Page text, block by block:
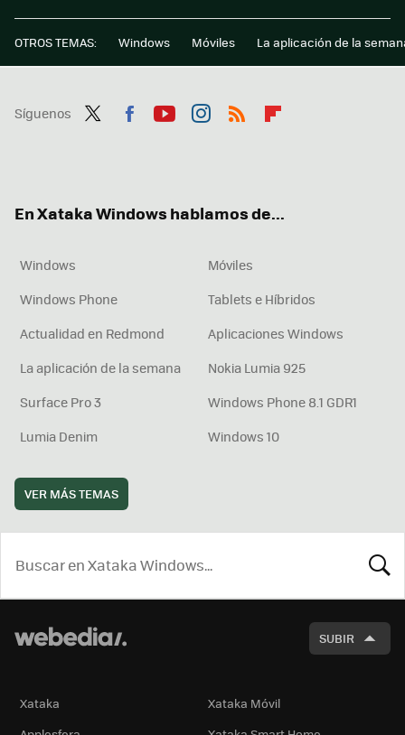
OTROS TEMAS: Windows Móviles La aplicación de la
Síguenos
En Xataka Windows hablamos de...
Windows
Móviles
Windows Phone
Tablets e Híbridos
Actualidad en Redmond
Aplicaciones Windows
La aplicación de la semana
Nokia Lumia 925
Surface Pro 3
Windows Phone 8.1 GDR1
Lumia Denim
Windows 10
VER MÁS TEMAS
SUBIR
Xataka
Xataka Móvil